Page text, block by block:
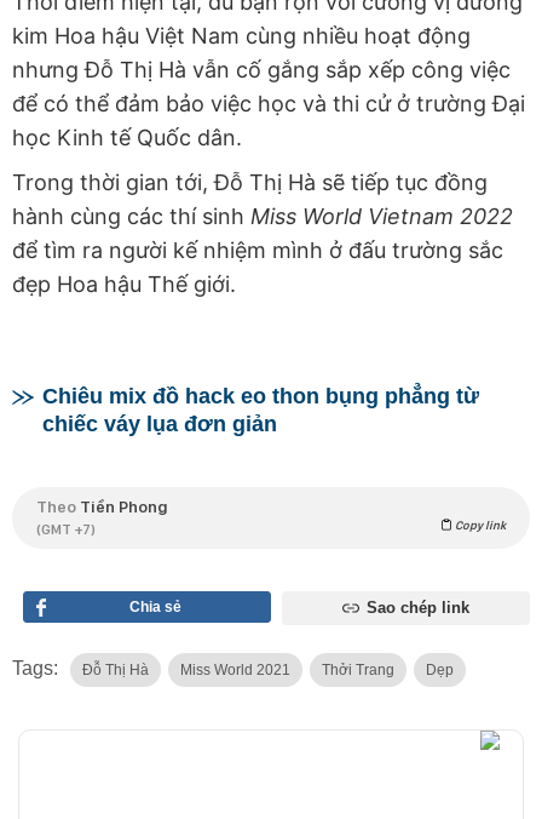
kim Hoa hậu Việt Nam cùng nhiều hoạt động
nhưng Đỗ Thị Hà vẫn cố gắng sắp xếp công việc
để có thể đảm bảo việc học và thi cử ở trường Đại
học Kinh tế Quốc dân.
Trong thời gian tới, Đỗ Thị Hà sẽ tiếp tục đồng
hành cùng các thí sinh Miss World Vietnam 2022
để tìm ra người kế nhiệm mình ở đấu trường sắc
đẹp Hoa hậu Thế giới.
Chiêu mix đồ hack eo thon bụng phẳng từ
chiếc váy lụa đơn giản
Theo Tiền Phong
(GMT +7) Copy link
Chia sẻ Sao chép link
Tags: Đỗ Thị Hà Miss World 2021 Thởi Trang Dẹp